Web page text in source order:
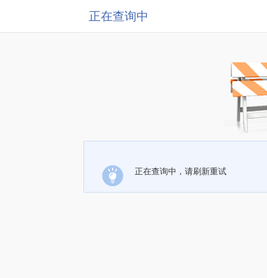
正在查询中
正在查询中，请刷新重试